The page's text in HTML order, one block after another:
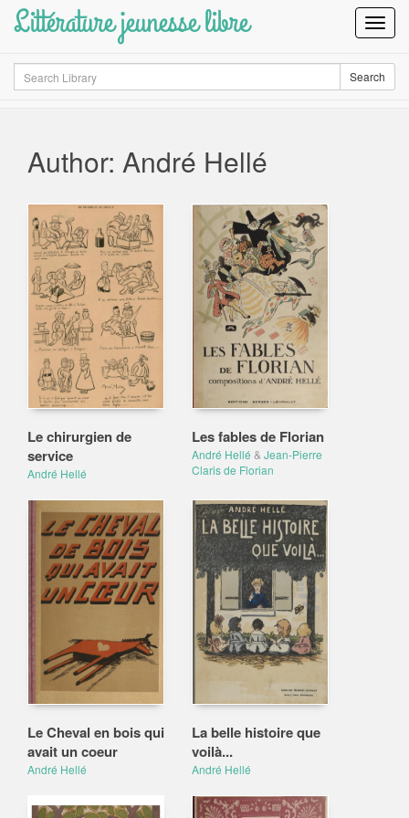
Littérature jeunesse libre
Search Search
Author: André Hellé
Le chirurgien de
service
André Hellé
Les fables de Florian
André Hellé & Jean-Pierre
Claris de Florian
Le Cheval en bois qui
avait un coeur
André Hellé
La belle histoire que
voilà...
André Hellé